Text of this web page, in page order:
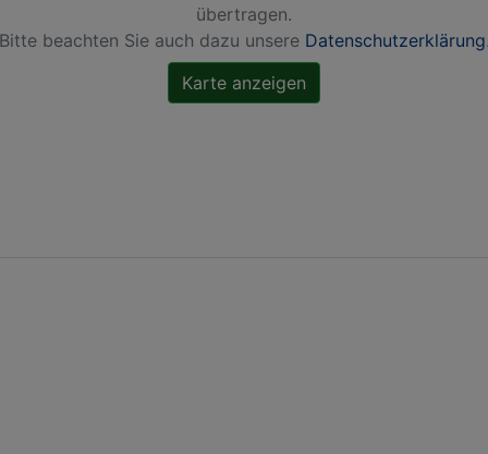
übertragen.
beachten Sie auch dazu unsere Datenschutzerklärung.